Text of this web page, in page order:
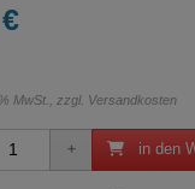
MwSt., zzgl. Versandkosten
in den